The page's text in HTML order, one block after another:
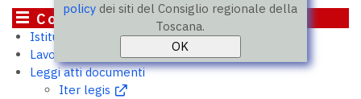
policy dei siti del Consiglio regionale della
Toscana.
Consiglio
Istituzione
Lavori del Consiglio
Leggi atti documenti
Iter legis